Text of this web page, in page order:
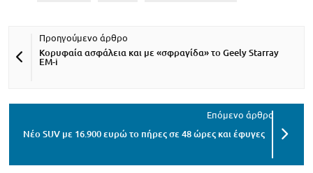
Κορυφαία ασφάλεια και με «σφραγίδα» το Geely Starray
EM-i
Νέο SUV με 16.900 ευρώ το πήρες σε 48 ώρες και έφυγες